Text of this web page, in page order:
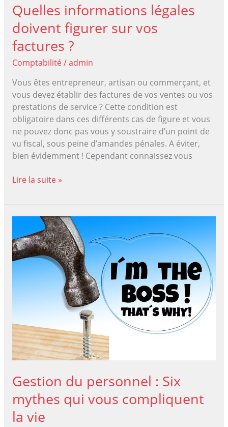
Quelles informations légales
doivent figurer sur vos
factures ?
Comptabilité/admin
Vous êtes entrepreneur, artisan ou commerçant, et
vous devez établir des factures de vos ventes ou vos
prestations de service ? Cette condition est
obligatoire dans ces différents cas de figure et vous
ne pouvez donc pas vous y soustraire d’un point de
vu fiscal, sous peine d’amandes pénales. A éviter,
bien évidemment ! Cependant connaissez vous
Quelles
doivent
sur
vos
factures ?
Lire la suite »
Gestion du personnel : Six
mythes qui vous compliquent
la vie